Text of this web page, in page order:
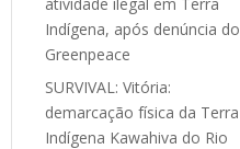
Indígena, após denúncia do
Greenpeace
SURVIVAL: Vitória:
demarcação física da Terra
Indígena Kawahiva do Rio